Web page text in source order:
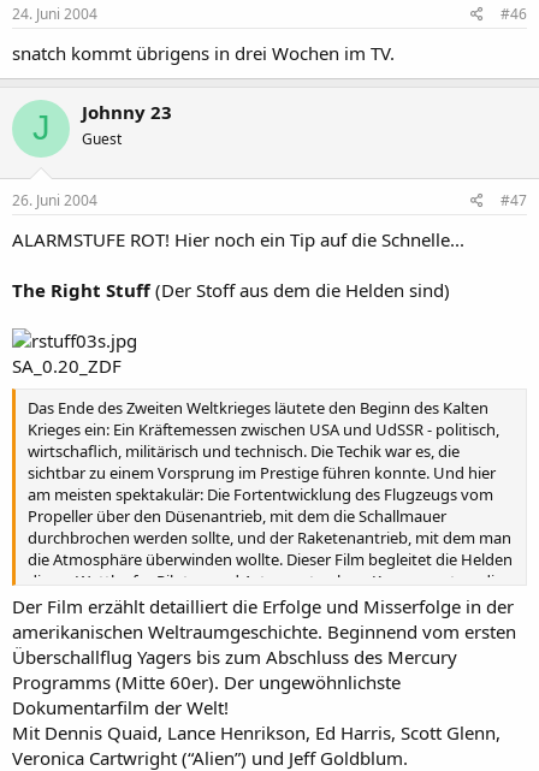
24. Juni 2004 #46
snatch kommt übrigens in drei Wochen im TV.
J Johnny 23
Guest
26. Juni 2004 #47
ALARMSTUFE ROT! Hier noch ein Tip auf die Schnelle...
The Right Stuff(Der Stoff aus dem die Helden sind)
SA_0.20_ZDF
Das Ende des Zweiten Weltkrieges läutete den Beginn des Kalten
Krieges ein: Ein Kräftemessen zwischen USA und UdSSR - politisch,
wirtschaflich, militärisch und technisch. Die Techik war es, die
sichtbar zu einem Vorsprung im Prestige führen konnte. Und hier
am meisten spektakulär: Die Fortentwicklung des Flugzeugs vom
Propeller über den Düsenantrieb, mit dem die Schallmauer
durchbrochen werden sollte, und der Raketenantrieb, mit dem man
die Atmosphäre überwinden wollte. Dieser Film begleitet die Helden
dieses Wettlaufs - Piloten und Astronauten bzw. Kosmonauten, die
mit ihrem hohen Einsatz die Leistungen der Techniker und
Ingenieure umsetzen mussten. Darunter Chuck Yeager, der als
erster die Schallmauer durchbrach, und John Herschel Glenn, der
erste Amerikaner im All.
Quelle: new-video.de
Der Film erzählt detailliert die Erfolge und Misserfolge in der
amerikanischen Weltraumgeschichte. Beginnend vom ersten
Überschallflug Yagers bis zum Abschluss des Mercury
Programms (Mitte 60er). Der ungewöhnlichste
Dokumentarfilm der Welt!
Mit Dennis Quaid, Lance Henrikson, Ed Harris, Scott Glenn,
Veronica Cartwright (“Alien”) und Jeff Goldblum.